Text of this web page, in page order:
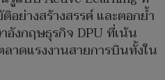
ย่างสร้างสรรค์ และตอกย้ำ
งกฤษธุรกิจ DPU ที่เน้น
ดแรงงานสายการบินทั้งใน